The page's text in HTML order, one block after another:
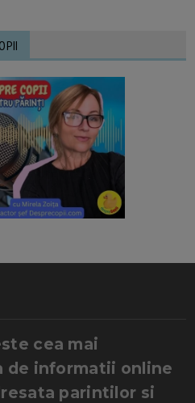
cea mai
de informatii online
parintilor si